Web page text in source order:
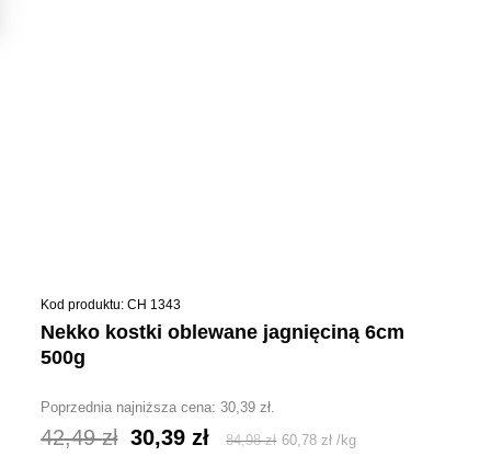
Kod produktu: CH 1343
nekko kostki oblewane jagnięciną 6cm
500g
Poprzednia najniższa cena:30,39zł.
42,49zł Pierwotna
30,39złAktualna
84,98zł 60,78zł /kg